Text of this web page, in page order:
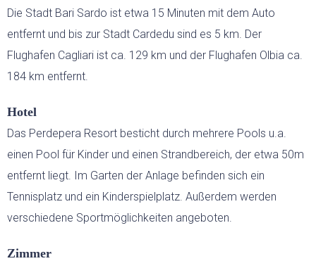
GOLFREISEN WELTWEIT
RUNDREISEN
GRUPPENREISEN
SARDINIEN INDIVIDUELL
Die Stadt Bari Sardo ist etwa 15 Minuten mit dem Auto
entfernt und bis zur Stadt Cardedu sind es 5 km. Der
Flughafen Cagliari ist ca. 129 km und der Flughafen Olbia ca.
184 km entfernt.
Hotel
Das Perdepera Resort besticht durch mehrere Pools u.a.
einen Pool für Kinder und einen Strandbereich, der etwa 50m
entfernt liegt. Im Garten der Anlage befinden sich ein
Tennisplatz und ein Kinderspielplatz. Außerdem werden
verschiedene Sportmöglichkeiten angeboten.
Zimmer